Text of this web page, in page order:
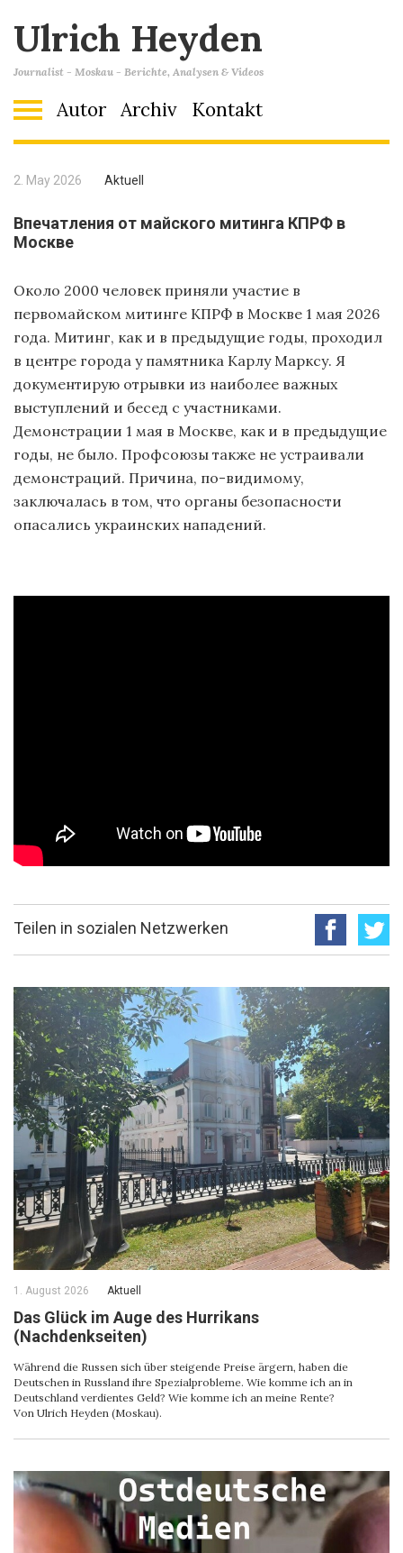
Ulrich Heyden
Journalist - Moskau - Berichte, Analysen & Videos
Autor Archiv Kontakt
2. May 2026 Aktuell
Впечатления от майского митинга КПРФ в
Москве
Около 2000 человек приняли участие в
первомайском митинге КПРФ в Москве 1 мая 2026
года. Митинг, как и в предыдущие годы, проходил
в центре города у памятника Карлу Марксу. Я
документирую отрывки из наиболее важных
выступлений и бесед с участниками.
Демонстрации 1 мая в Москве, как и в предыдущие
годы, не было. Профсоюзы также не устраивали
демонстраций. Причина, по-видимому,
заключалась в том, что органы безопасности
опасались украинских нападений.
Teilen in sozialen Netzwerken
1. August 2026 Aktuell
Das Glück im Auge des Hurrikans
(Nachdenkseiten)
Während die Russen sich über steigende Preise ärgern, haben die
Deutschen in Russland ihre Spezialprobleme. Wie komme ich an in
Deutschland verdientes Geld? Wie komme ich an meine Rente?
Von Ulrich Heyden (Moskau).